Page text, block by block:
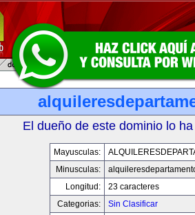
El dueño de este dominio lo
Mayusculas:
Minusculas:
Longitud:
23 caracteres
Categorias:
Sin Clasificar